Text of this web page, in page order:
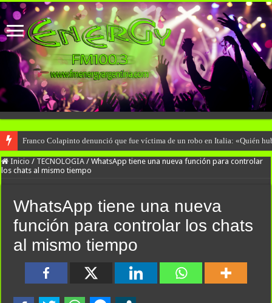
Franco Colapinto denunció que fue víctima de un robo en Italia: «Quién
Inicio / TECNOLOGIA / WhatsApp tiene una nueva función para controlar
los chats al mismo tiempo
WhatsApp tiene una nueva
función para controlar los chats
al mismo tiempo